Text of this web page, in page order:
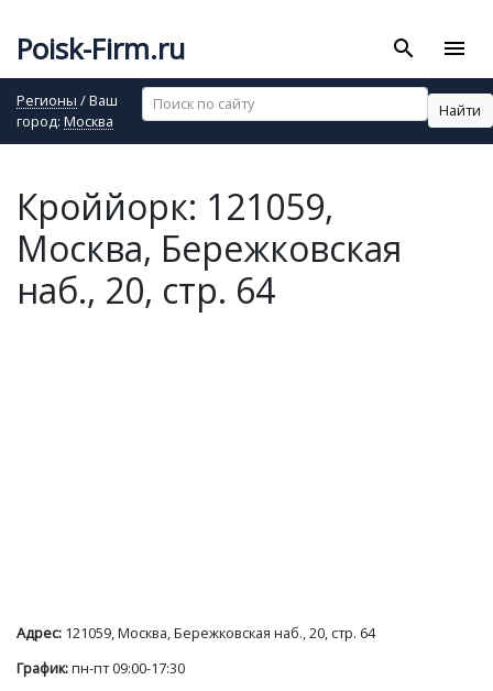
Poisk-Firm.ru search menu
Регионы / Ваш
город: Москва
Найти
Кроййорк: 121059,
Москва, Бережковская
наб., 20, стр. 64
Адрес: 121059, Москва, Бережковская наб., 20, стр. 64
График:пн-пт 09:00-17:30